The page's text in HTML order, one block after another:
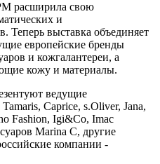
расширила свою
и
Теперь выставка объединяет
европейские бренды
и кожгалантереи, а
кожу и материалы.
ведущие
Caprice, s.Oliver, Jana,
Fashion, Igi&Co, Imac
Marina C, другие
компании -